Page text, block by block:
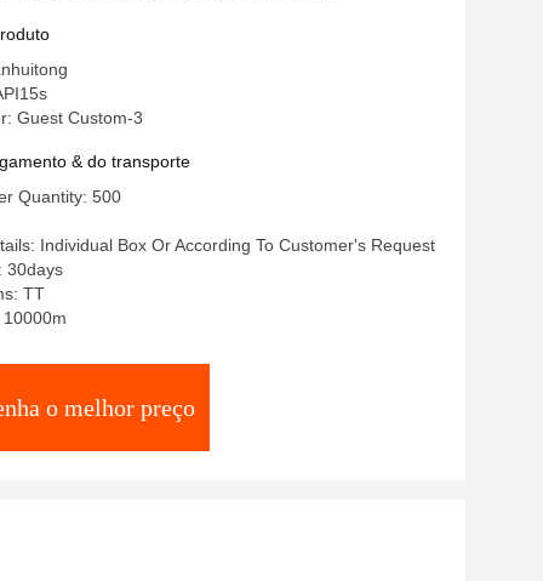
Guest Custom-3
& do transporte
Quantity: 500
Individual Box Or According To Customer's Request
30days
TT
10000m
o melhor preço